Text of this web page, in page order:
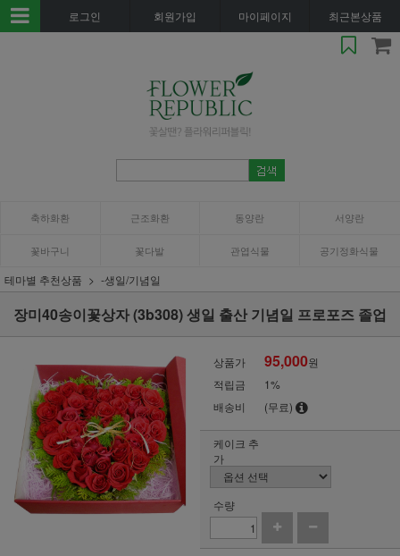
로그인 회원가입 마이페이지 최근본상품
축하화환 근조화환 동양란 서양란
꽃바구니 꽃다발 관엽식물 공기정화식물
테마별 추천상품 -생일/기념일
장미40송이꽃상자 (3b308) 생일 출산 기념일 프로포즈 졸업
상품가 95,000원
적립금
1%
배송비
(무료)
케이크 추
가
수량